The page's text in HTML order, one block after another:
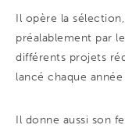
Il opère la
préalablement par le
différents projets
lancé chaque
Il donne aussi son